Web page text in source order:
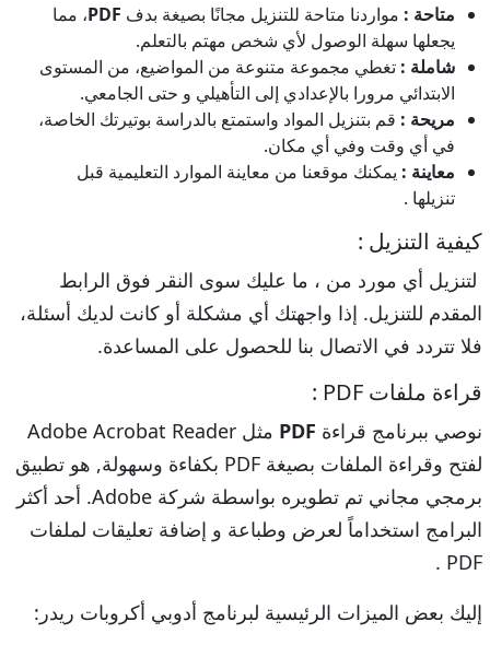
متاحة : مواردنا متاحة للتنزيل مجانًا بصيغة بدف PDF، مما
يجعلها سهلة الوصول لأي شخص مهتم بالتعلم.
شاملة : تغطي مجموعة متنوعة من المواضيع، من المستوى
الابتدائي مرورا بالإعدادي إلى التأهيلي و حتى الجامعي.
مريحة : قم بتنزيل المواد واستمتع بالدراسة بوتيرتك الخاصة،
في أي وقت وفي أي مكان.
معاينة : يمكنك موقعنا من معاينة الموارد التعليمية قبل
تنزيلها .
كيفية التنزيل :
لتنزيل أي مورد من ، ما عليك سوى النقر فوق الرابط
المقدم للتنزيل. إذا واجهتك أي مشكلة أو كانت لديك أسئلة،
فلا تتردد في الاتصال بنا للحصول على المساعدة.
قراءة ملفات PDF :
نوصي ببرنامج قراءة PDF
مثل Adobe Acrobat Reader
لفتح وقراءة الملفات بصيغة PDF بكفاءة وسهولة, هو تطبيق
برمجي مجاني تم تطويره بواسطة شركة Adobe. أحد أكثر
البرامج استخداماً لعرض وطباعة و إضافة تعليقات لملفات
PDF .
إليك بعض الميزات الرئيسية لبرنامج أدوبي أكروبات ريدر: